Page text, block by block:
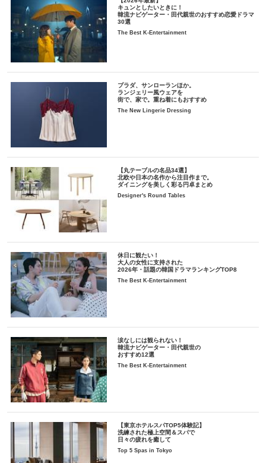
キュンとしたいときに！
韓流ナビゲーター・田代親世のおすすめ恋愛ドラマ
30選
The Best K-Entertainment
プラダ、サンローランほか。
ランジェリー風ウェアを
街で、家で。重ね着にもおすすめ
The New Lingerie Dressing
【丸テーブルの名品34選】
北欧や日本の名作から注目作まで。
ダイニングを美しく彩る円卓まとめ
Designer's Round Tables
休日に観たい！
大人の女性に支持された
2026年・話題の韓国ドラマランキングTOP8
The Best K-Entertainment
涙なしには観られない！
韓流ナビゲーター・田代親世の
おすすめ12選
The Best K-Entertainment
【東京ホテルスパTOP5体験記】
洗練された極上空間＆スパで
日々の疲れを癒して
Top 5 Spas in Tokyo